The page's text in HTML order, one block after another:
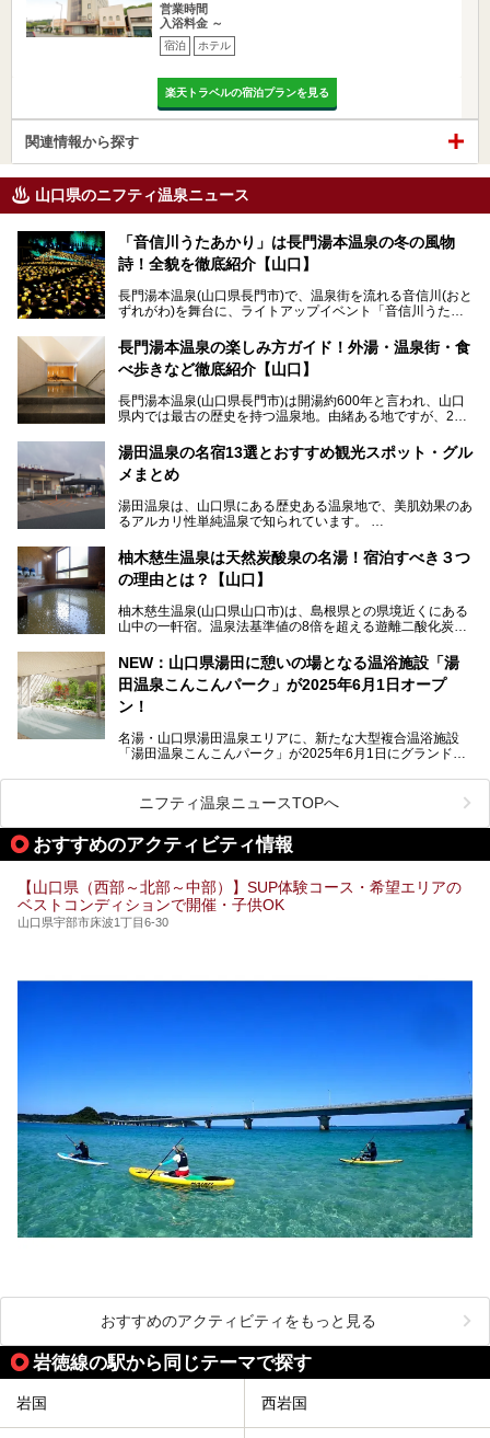
営業時間
入浴料金 ～
宿泊 ホテル
楽天トラベルの宿泊プランを見る
関連情報から探す
山口県のニフティ温泉ニュース
「音信川うたあかり」は長門湯本温泉の冬の風物
詩！全貌を徹底紹介【山口】
長門湯本温泉(山口県長門市)で、温泉街を流れる音信川(おと
ずれがわ)を舞台に、ライトアップイベント「音信川うたあ
～3月3日(日)。詩のナレーションや音楽に合わせた幻想的な
光の演出や、地元児童生徒が製作した作品などを設置。温泉
街を一段と輝かせてくれます。
今回は筆者自ら「音信川うたあかり2024」を体験し、その
全貌を徹底紹介。また同時期に開催されている「湯道展in長
長門湯本温泉の楽しみ方ガイド！外湯・温泉街・食
べ歩きなど徹底紹介【山口】
長門湯本温泉(山口県長門市)は開湯約600年と言われ、山口
県内では最古の歴史を持つ温泉地。由緒ある地ですが、202
生まれ変わりました。
今回は、外湯(日帰り入浴施設)である「恩湯」をはじめ、温
紹介。また、アクセスの注意点も併せてご紹介します！
湯田温泉の名宿13選とおすすめ観光スポット・グル
メまとめ
湯田温泉は、山口県にある歴史ある温泉地で、美肌効果のあ
るアルカリ性単純温泉で知られています。
湯田温泉では、瑠璃光寺五重塔などの観光スポット、「そば
寿司」などのグルメスポット、なかには「女将劇場」なんて
一風変わった催しを実施している旅館もあり、観光を満喫で
この記事では、湯田温泉の魅力を味わえる宿泊施設や日帰り
ス方法も紹介します！
柚木慈生温泉は天然炭酸泉の名湯！宿泊すべき３つ
の理由とは？【山口】
柚木慈生温泉(山口県山口市)は、島根県との県境近くにある
山中の一軒宿。温泉法基準値の8倍を超える遊離二酸化炭素
親しまれています。
日帰り入浴も可能ですが、その真価を存分に満喫するならば
宿泊がベスト。今回は、知られざるその理由を詳細解説。温
泉ファンなら一度は行ってみたい炭酸泉の名湯を、存分にご
紹介します！
NEW：山口県湯田に憩いの場となる温浴施設「湯
田温泉こんこんパーク」が2025年6月1日オープ
ン！
名湯・山口県湯田温泉エリアに、新たな大型複合温浴施設
「湯田温泉こんこんパーク」が2025年6月1日にグランドオ
総工費はなんと約42億円。温泉だけでなく、交流できる施
設として整備され、まさに“温泉のテーマパーク”のようなス
ポットです。今回は、その魅力を3つの注目ポイントに分け
てご紹介します。
ニフティ温泉ニュースTOPへ
おすすめのアクティビティ情報
【山口県（西部～北部～中部）】SUP体験コース・希望エリアの
ベストコンディションで開催・子供OK
山口県宇部市床波1丁目6-30
おすすめのアクティビティをもっと見る
岩徳線の駅から同じテーマで探す
岩国 西岩国